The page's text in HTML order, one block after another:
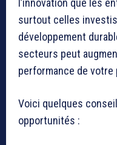
l’innovation que les
surtout celles
développement
secteurs peut
performance de
Voici quelques
opportunités :